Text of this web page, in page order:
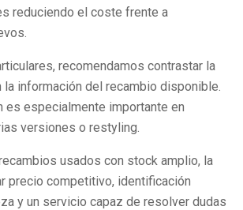
reduciendo el coste frente a
recomendamos contrastar la
la información del recambio disponible.
es especialmente importante en
versiones o restyling.
usados con stock amplio, la
precio competitivo, identificación
y un servicio capaz de resolver dudas